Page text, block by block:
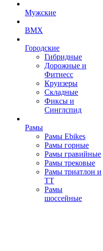
Мужские
BMX
Городские
Гибридные
Дорожные и
Фитнесс
Круизеры
Складные
Фиксы и
Синглспид
Рамы
Рамы Ebikes
Рамы горные
Рамы гравийные
Рамы трековые
Рамы триатлон и
ТТ
Рамы
шоссейные